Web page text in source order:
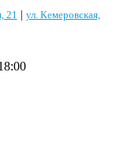
21
ул. Кемеровская,